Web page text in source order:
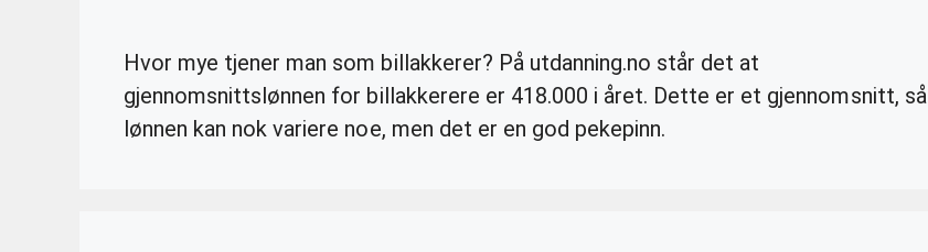
Hvor mye tjener man som billakkerer? På utdanning.no står det at
gjennomsnittslønnen for billakkerere er 418.000 i året. Dette er et gjennomsnitt, så
lønnen kan nok variere noe, men det er en god pekepinn.